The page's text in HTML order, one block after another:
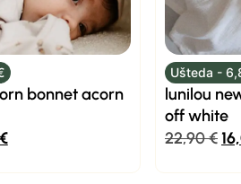
bonnet acorn
€
Ušteda -
lunilou
off white
22,90€